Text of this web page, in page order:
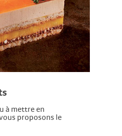
à mettre en
proposons le